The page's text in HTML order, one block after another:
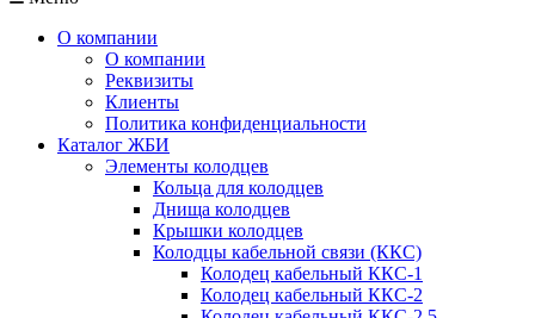
О компании
О компании
Реквизиты
Клиенты
Политика конфиденциальности
Каталог ЖБИ
Элементы колодцев
Кольца для колодцев
Днища колодцев
Крышки колодцев
Колодцы кабельной связи (ККС)
Колодец кабельный ККС-1
Колодец кабельный ККС-2